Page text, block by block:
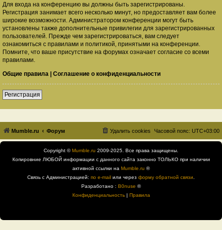
Для входа на конференцию вы должны быть зарегистрированы.
Регистрация занимает всего несколько минут, но предоставляет вам более
широкие возможности. Администратором конференции могут быть
установлены также дополнительные привилегии для зарегистрированных
пользователей. Прежде чем зарегистрироваться, вам следует
ознакомиться с правилами и политикой, принятыми на конференции.
Помните, что ваше присутствие на форумах означает согласие со всеми
правилами.
Общие правила | Соглашение о конфиденциальности
Регистрация
Mumble.ru Форум Часовой пояс: UTC+03:00
Удалить cookies
Copyright ©Mumble.ru 2009-2025. Все права защищены.
Копировние ЛЮБОЙ информации с данного сайта законно ТОЛЬКО при наличии
активной ссылки на Mumble.ru ®
Связь с Администрацией: по e-mail или через форму обратной связи
Разработано : B0nuse ®
Конфиденциальность| Правила